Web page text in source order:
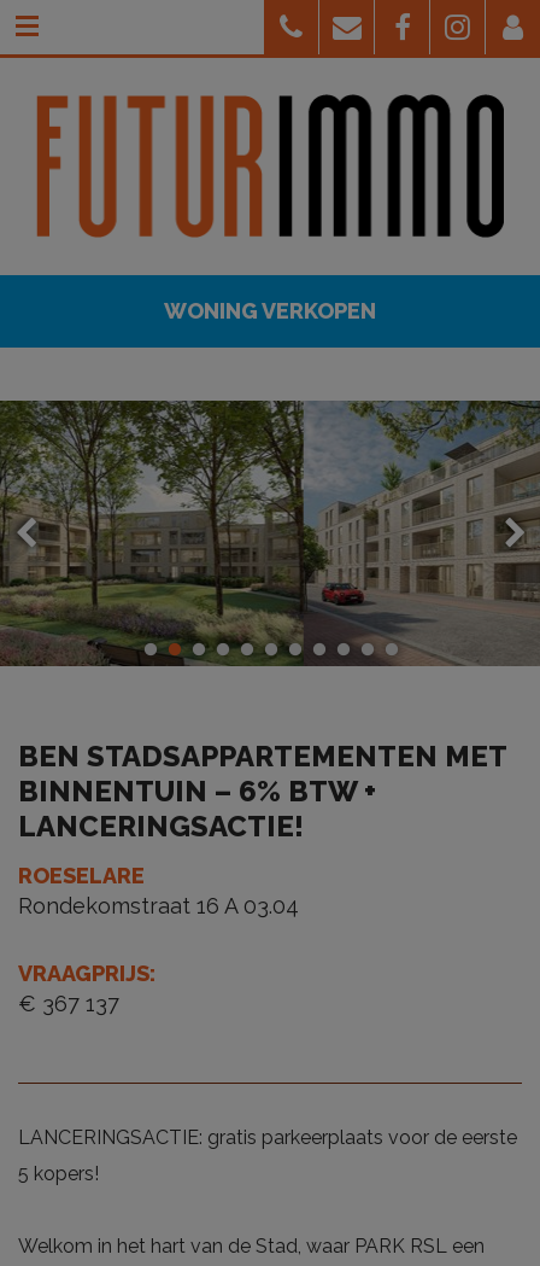
WONING VERKOPEN
BEN STADSAPPARTEMENTEN MET
BINNENTUIN – 6% BTW +
LANCERINGSACTIE!
ROESELARE
Rondekomstraat 16 A 03.04
VRAAGPRIJS:
€ 367 137
LANCERINGSACTIE: gratis parkeerplaats voor de eerste
5 kopers!
Welkom in het hart van de Stad, waar PARK RSL een